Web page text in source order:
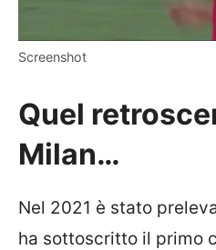
Screenshot
Quel
Milan…
Nel 2021 è stato
ha sottoscritto il primo